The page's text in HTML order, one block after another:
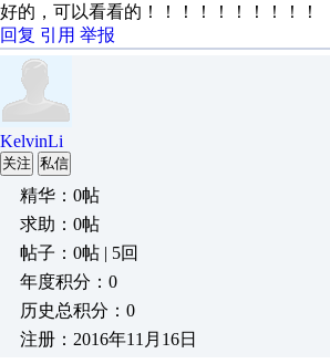
好的，可以看看的！！！！！！！！！！
回复 引用 举报
KelvinLi
关注 私信
精华：0帖
求助：0帖
帖子：0帖 | 5回
年度积分：0
历史总积分：0
注册：2016年11月16日